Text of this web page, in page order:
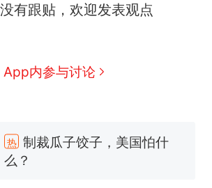
有跟贴，欢迎发表观点
App内参与讨论
热 制裁瓜子饺子，美国怕什
么？